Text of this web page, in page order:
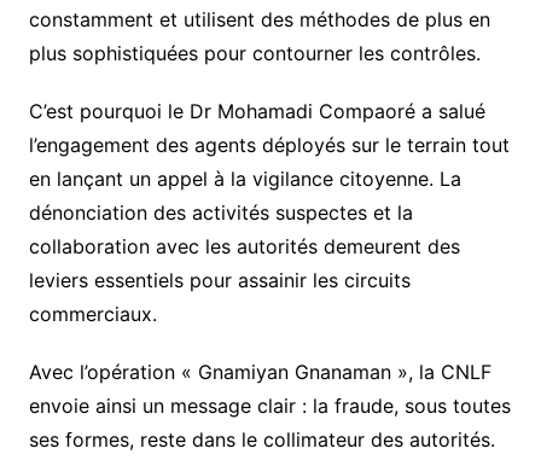
constamment et utilisent des méthodes de plus en
plus sophistiquées pour contourner les contrôles.
C’est pourquoi le Dr Mohamadi Compaoré a salué
l’engagement des agents déployés sur le terrain tout
en lançant un appel à la vigilance citoyenne. La
dénonciation des activités suspectes et la
collaboration avec les autorités demeurent des
leviers essentiels pour assainir les circuits
commerciaux.
Avec l’opération « Gnamiyan Gnanaman », la CNLF
envoie ainsi un message clair : la fraude, sous toutes
ses formes, reste dans le collimateur des autorités.